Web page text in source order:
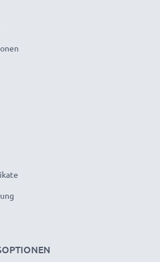
– präzise Steuerung für
Fotos. Bestellen Sie jetzt für
eine 3-jährige Garantie!